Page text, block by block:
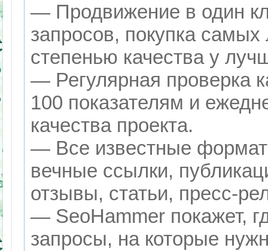
— Продвижение в один
запросов, покупка
степенью качества у
— Регулярная проверка
100 показателям и
качества проекта.
— Все известные
вечные ссылки,
отзывы, статьи, пресс-
— SeoHammer покажет,
запросы, на которые